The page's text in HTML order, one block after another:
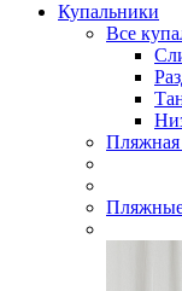
Купальники
Все
Пляжная